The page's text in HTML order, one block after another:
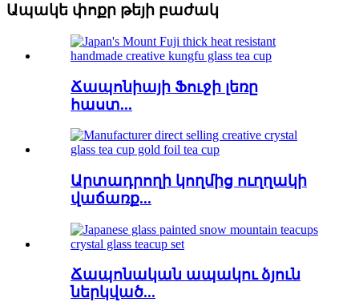
Ապակե փոքր թեյի բաժակ
Ճապոնիայի Ֆուջի լեռը
հաստ...
Արտադրողի կողմից ուղղակի
վաճառք...
Ճապոնական ապակու ձյուն
ներկված...